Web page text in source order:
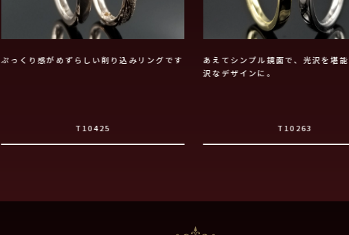
ぷっくり感がめずらしい削り込みリングです
T10425
あえてシンプル鏡面で、光沢を堪
沢なデザインに。
T10263